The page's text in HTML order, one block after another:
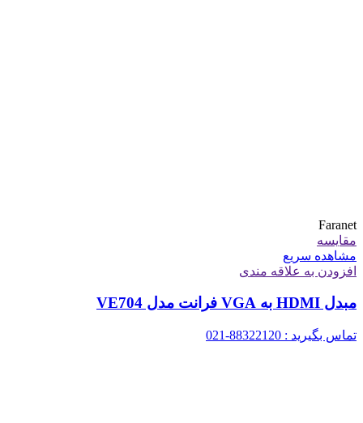
Faranet
مقایسه
مشاهده سریع
افزودن به علاقه مندی
مبدل HDMI به VGA فرانت مدل VE704
تماس بگیرید : 88322120-021